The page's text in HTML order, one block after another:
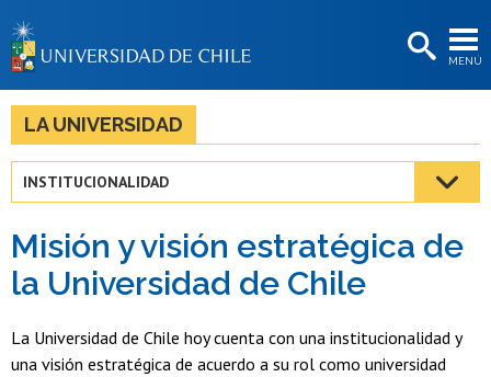
MENÚ
BIBLIOTECAS
LA UNIVERSIDAD
Estudiantes
Académicas/os
Funcionarias/os
Egresadas/os
LA UNIVERSIDAD
INSTITUCIONALIDAD
Misión y visión estratégica de
la Universidad de Chile
La Universidad de Chile hoy cuenta con una institucionalidad y
una visión estratégica de acuerdo a su rol como universidad